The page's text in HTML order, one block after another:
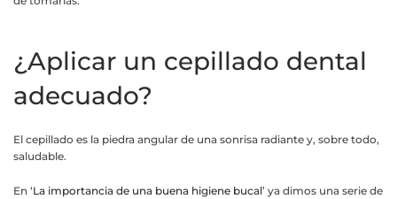
¿Aplicar un cepillado dental
adecuado?
El cepillado es la piedra angular de una sonrisa radiante y, sobre todo,
saludable.
En ‘La importancia de una buena higiene bucal’ ya dimos una serie de